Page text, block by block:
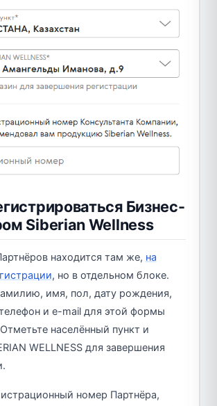
Бизнес-
Siberian Wellness
находится там же, на
, но в отдельном блоке.
имя, пол, дату рождения,
и e-mail для этой формы
населённый пункт и
WELLNESS для завершения
номер Партнёра,